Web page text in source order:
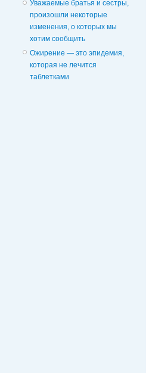
Уважаемые братья и сестры,
произошли некоторые
изменения, о которых мы
хотим сообщить
Ожирение — это эпидемия,
которая не лечится
таблетками